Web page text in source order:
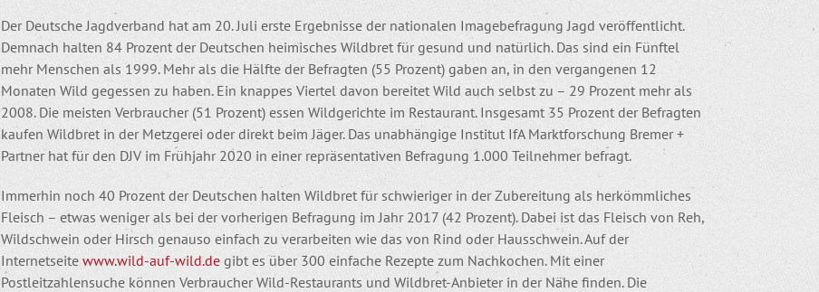
Der Deutsche Jagdverband hat am 20. Juli erste Ergebnisse der nationalen Imagebefragung Jagd veröffentlicht.
Demnach halten 84 Prozent der Deutschen heimisches Wildbret für gesund und natürlich. Das sind ein Fünftel
mehr Menschen als 1999. Mehr als die Hälfte der Befragten (55 Prozent) gaben an, in den vergangenen 12
Monaten Wild gegessen zu haben. Ein knappes Viertel davon bereitet Wild auch selbst zu – 29 Prozent mehr als
2008. Die meisten Verbraucher (51 Prozent) essen Wildgerichte im Restaurant. Insgesamt 35 Prozent der Befragten
kaufen Wildbret in der Metzgerei oder direkt beim Jäger. Das unabhängige Institut IfA Marktforschung Bremer +
Partner hat für den DJV im Frühjahr 2020 in einer repräsentativen Befragung 1.000 Teilnehmer befragt.
Immerhin noch 40 Prozent der Deutschen halten Wildbret für schwieriger in der Zubereitung als herkömmliches
Fleisch – etwas weniger als bei der vorherigen Befragung im Jahr 2017 (42 Prozent). Dabei ist das Fleisch von Reh,
Wildschwein oder Hirsch genauso einfach zu verarbeiten wie das von Rind oder Hausschwein. Auf der
Internetseite www.wild-auf-wild.de gibt es über 300 einfache Rezepte zum Nachkochen. Mit einer
Postleitzahlensuche können Verbraucher Wild-Restaurants und Wildbret-Anbieter in der Nähe finden. Die